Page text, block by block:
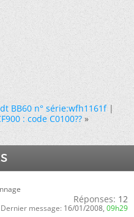
BB60 n° série:wfh1161f|
: code C0100?? »
Réponses: 12
Dernier message: 16/01/2008, 09h29